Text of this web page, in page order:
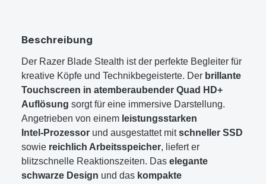
Beschreibung
Der Razer Blade Stealth ist der perfekte Begleiter für
kreative Köpfe und Technikbegeisterte. Der brillante
Touchscreen in atemberaubender Quad HD+
Auflösung sorgt für eine immersive Darstellung.
Angetrieben von einem leistungsstarken
Intel‑Prozessor und ausgestattet mitschneller SSD
sowie reichlich Arbeitsspeicher, liefert er
blitzschnelle Reaktionszeiten. Das elegante
schwarze Design und das kompakte